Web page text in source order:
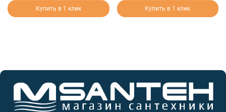
Купить в 1 клик Купить в 1 клик